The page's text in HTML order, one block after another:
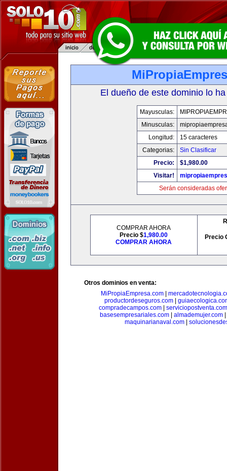
El dueño de este dominio lo
Mayusculas:
Minusculas:
Longitud:
15 caracteres
Categorias:
Sin Clasificar
Precio:
$1,980.00
Visitar!
Serán consideradas
COMPRAR AHORA
Precio $1,980.00
COMPRAR AHORA
Precio
Otros dominios en venta:
MiPropiaEmpresa.com
productordeseguros.com|
compradecampos.com| serviciopostventa.com
basesempresariales.com| almademujer.com|
maquinarianaval.com|